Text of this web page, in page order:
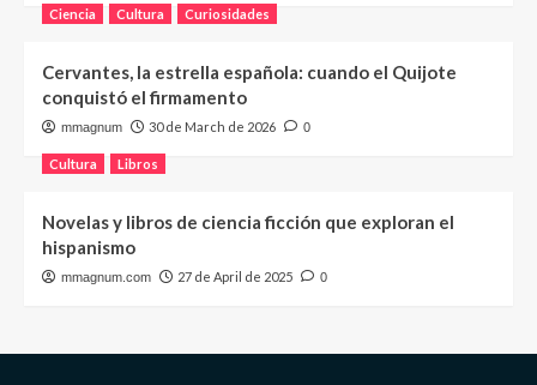
Ciencia Cultura Curiosidades
Cervantes, la estrella española: cuando el Quijote
conquistó el firmamento
mmagnum 30 de March de 2026 0
Cultura Libros
Novelas y libros de ciencia ficción que exploran el
hispanismo
mmagnum.com 27 de April de 2025 0